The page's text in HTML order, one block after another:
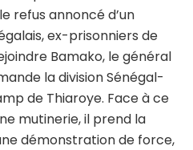
refus annoncé d’un
ex-prisonniers de
Bamako, le général
la division Sénégal-
de Thiaroye. Face à ce
mutinerie, il prend la
démonstration de force,